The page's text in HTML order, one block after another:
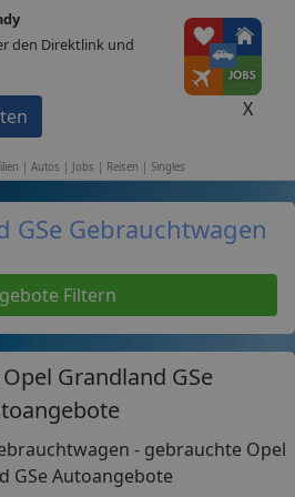
GSe Gebrauchtwagen
Filtern
Grandland GSe
- gebrauchte Opel
GSe Autoangebote
den Direktlink und
X
| Autos | Jobs | Reisen | Singles